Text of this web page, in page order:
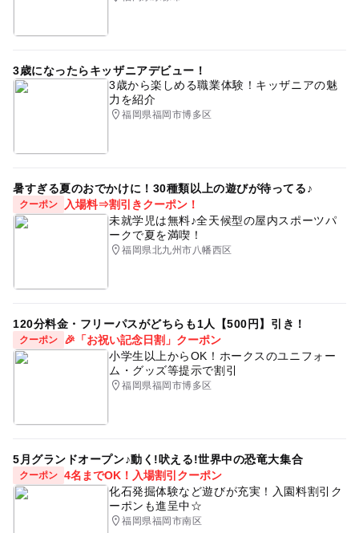
3歳になったらキッザニアデビュー！
3歳から楽しめる職業体験！キッザニアの魅
力を紹介
福岡県福岡市博多区
暑すぎる夏のおでかけに！30種類以上の遊びが待ってる♪
クーポン
入場料⇒割引きクーポン！
未就学児は無料♪全天候型の屋内スポーツパ
ークで夏を満喫！
福岡県北九州市八幡西区
120分料金・フリーパスがどちらも1人【500円】引き！
クーポン
🎉「お祝い記念日割」クーポン
小学生以上からOK！ホークスのユニフォー
ム・グッズ等提示で割引
福岡県福岡市博多区
5月グランドオープン♪動く!吠える!世界中の恐竜大集合
クーポン 4名までOK！入場割引クーポン
化石発掘体験など遊びが充実！入園料割引ク
ーポンも進呈中☆
福岡県福岡市南区